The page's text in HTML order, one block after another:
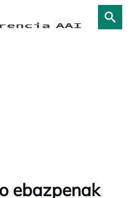
ebazpenak